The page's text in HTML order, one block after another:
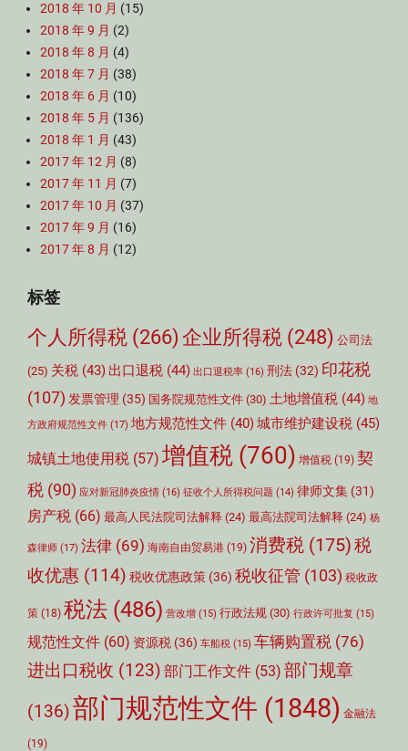
2018 年 10 月 (15)
2018 年 9 月 (2)
2018 年 8 月 (4)
2018 年 7 月 (38)
2018 年 6 月 (10)
2018 年 5 月 (136)
2018 年 1 月 (43)
2017 年 12 月 (8)
2017 年 11 月 (7)
2017 年 10 月 (37)
2017 年 9 月 (16)
2017 年 8 月 (12)
标签
个人所得税 (266) 企业所得税 (248) 公司法
(25) 关税 (43) 出口退税 (44) 出口退税率 (16) 刑法 (32) 印花税
(107) 发票管理 (35) 国务院规范性文件 (30) 土地增值税 (44) 地
方政府规范性文件 (17) 地方规范性文件 (40)城市维护建设税 (45)
城镇土地使用税 (57) 增值税 (760) 增值税 (19) 契
税 (90) 应对新冠肺炎疫情 (16) 征收个人所得税问题 (14) 律师文集 (31)
房产税 (66) 最高人民法院司法解释 (24) 最高法院司法解释 (24) 杨
森律师 (17) 法律 (69) 海南自由贸易港 (19) 消费税 (175)税
收优惠 (114) 税收优惠政策 (36) 税收征管 (103) 税收政
策 (18) 税法 (486) 营改增 (15) 行政法规 (30) 行政许可批复 (15)
规范性文件 (60) 资源税 (36) 车船税 (15) 车辆购置税 (76)
进出口税收 (123) 部门工作文件 (53) 部门规章
(136)部门规范性文件 (1848) 金融法
(19)